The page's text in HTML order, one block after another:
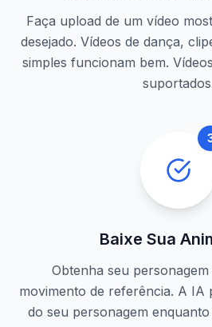
Faça upload de um vídeo
desejado. Vídeos de dança,
simples funcionam bem.
Baixe Sua
Obtenha seu
movimento de referência. A IA
do seu personagem